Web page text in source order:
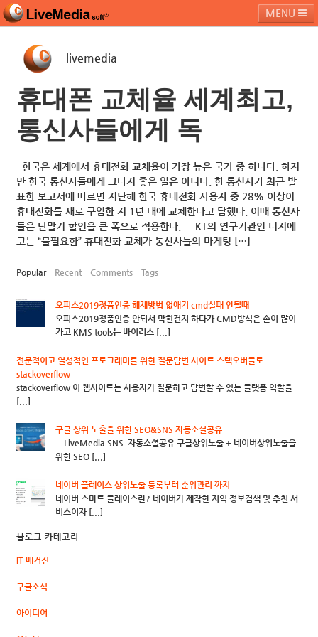
MENU
페밀리 사이트
livemedia
휴대폰 교체율 세계최고,
통신사들에게 독
한국은 세계에서 휴대전화 교체율이 가장 높은 국가 중 하나다. 하지
만 한국 통신사들에게 그다지 좋은 일은 아니다. 한 통신사가 최근 발
표한 보고서에 따르면 지난해 한국 휴대전화 사용자 중 28% 이상이
휴대전화를 새로 구입한 지 1년 내에 교체한다고 답했다. 이때 통신사
들은 단말기 할인을 큰 폭으로 적용한다. KT의 연구기관인 디지에
코는 “불필요한” 휴대전화 교체가 통신사들의 마케팅 […]
Popular Recent Comments Tags
오피스2019정품인증 해제방법 없애기 cmd실패 안될때
오피스2019정품인증 안되서 막힌건지 하다가 CMD방식은 손이 많이
가고 KMS tools는 바이러스 [...]
전문적이고 열성적인 프로그래머를 위한 질문답변 사이트 스텍오버플로
stackoverflow
stackoverflow 이 웹사이트는 사용자가 질문하고 답변할 수 있는 플랫폼 역할을
[...]
구글 상위 노출을 위한 SEO&SNS 자동소셜공유
LiveMedia SNS 자동소셜공유 구글상위노출 + 네이버상위노출을
위한 SEO [...]
네이버 플레이스 상위노출 등록부터 순위관리 까지
네이버 스마트 플레이스란? 네이버가 제작한 지역 정보검색 및 추천 서
비스이자 [...]
블로그 카테고리
IT 매거진
구글소식
아이디어